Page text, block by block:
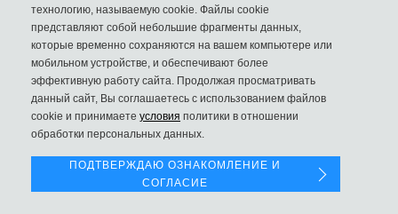
New Balance 530 Custom Pink Silver розовые
9970
технологию, называемую cookie. Файлы cookie
представляют собой небольшие фрагменты данных,
которые временно сохраняются на вашем компьютере или
мобильном устройстве, и обеспечивают более
эффективную работу сайта. Продолжая просматривать
данный сайт, Вы соглашаетесь с использованием файлов
cookie и принимаете условия политики в отношении
обработки персональных данных.
ПОДТВЕРЖДАЮ ОЗНАКОМЛЕНИЕ И
СОГЛАСИЕ